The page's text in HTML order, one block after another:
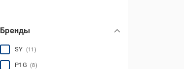
Бренды
SY (11)
P1G(8)